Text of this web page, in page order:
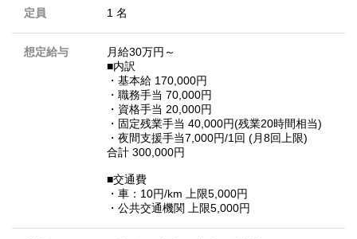
定員 1 名
想定給与
月給30万円～
■内訳
・基本給 170,000円
・職務手当 70,000円
・資格手当 20,000円
・固定残業手当 40,000円(残業20時間相当)
・夜間支援手当7,000円/1回 (月8回上限)
合計 300,000円
■交通費
・車：10円/km 上限5,000円
・公共交通機関 上限5,000円